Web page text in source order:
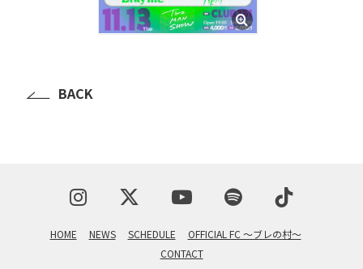
SAKKO
BACK
HOME NEWS SCHEDULE
OFFICIAL FC 〜ブレの村〜
CONTACT